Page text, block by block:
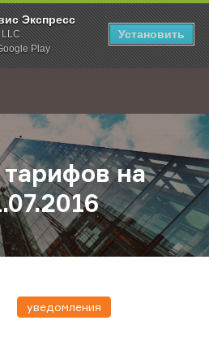
Экспресс
LLC
Play
Установить
Изменение тарифов на услуги c
на
уведомления